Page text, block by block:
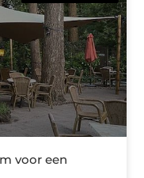
voor een